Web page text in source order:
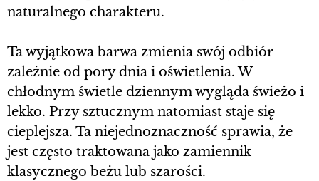
naturalnego charakteru.
Ta wyjątkowa barwa zmienia swój odbiór
zależnie od pory dnia i oświetlenia. W
chłodnym świetle dziennym wygląda świeżo i
lekko. Przy sztucznym natomiast staje się
cieplejsza. Ta niejednoznaczność sprawia, że
jest często traktowana jako zamiennik
klasycznego beżu lub szarości.